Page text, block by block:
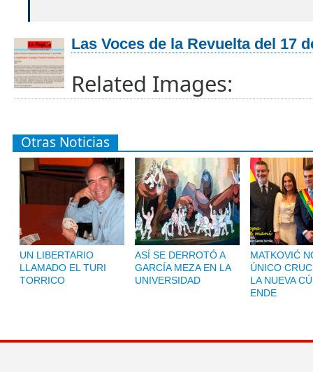
Las Voces de la Revuelta del 17
Related Images:
Otras Noticias
UN LIBERTARIO
LLAMADO EL TURI
TORRICO
ASÍ SE DERROTÓ A
GARCÍA MEZA EN LA
UNIVERSIDAD
MATKOVIĆ
ÚNICO
LA NUEVA
ENDE